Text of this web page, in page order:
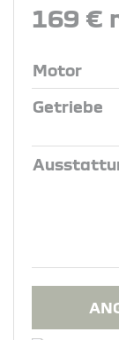
169 €
Motor
Getriebe